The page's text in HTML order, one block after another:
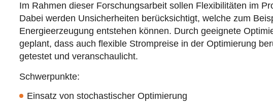
Im Rahmen dieser Forschungsarbeit sollen Flexibilitäten im
Dabei werden Unsicherheiten berücksichtigt, welche zum
Energieerzeugung entstehen können. Durch geeignete
geplant, dass auch flexible Strompreise in der Optimierung
getestet und veranschaulicht.
Schwerpunkte:
Einsatz von stochastischer Optimierung